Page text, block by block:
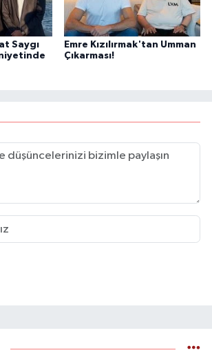
Saygı
Emre Kızılırmak'tan Umman
Çıkarması!